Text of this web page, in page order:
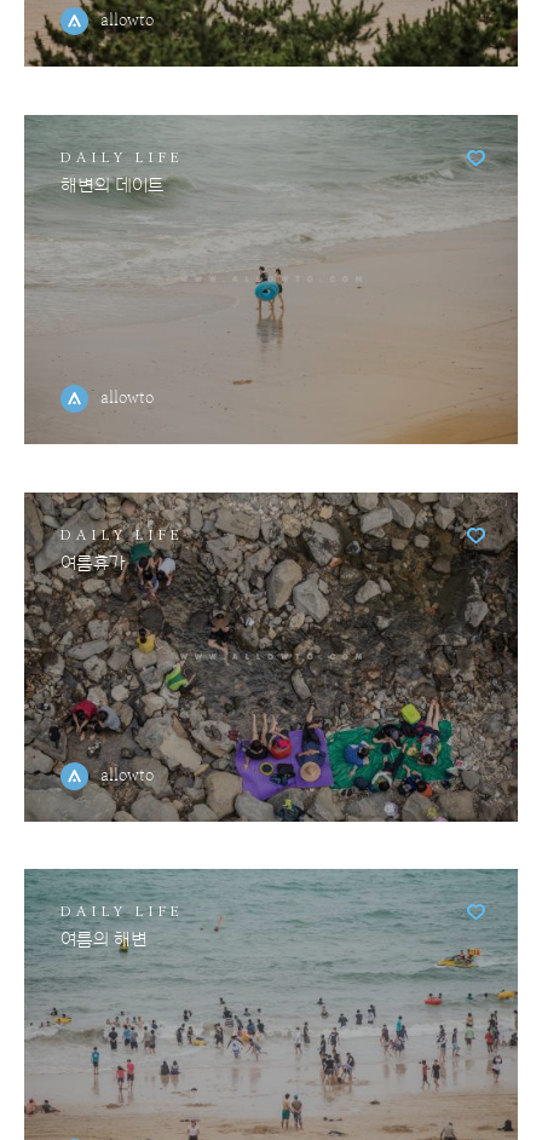
allowto
DAILY LIFE
해변의 데이트
allowto
DAILY LIFE
여름휴가
allowto
DAILY LIFE
여름의 해변